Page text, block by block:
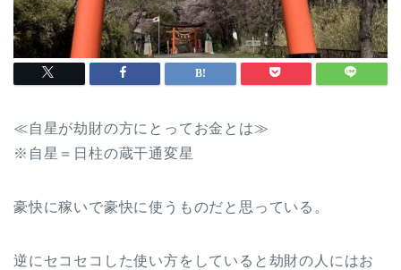
≪自星が劫財の方にとってお金とは≫
※自星＝日柱の蔵干通変星
豪快に稼いで豪快に使うものだと思っている。
逆にセコセコした使い方をしていると劫財の人にはお